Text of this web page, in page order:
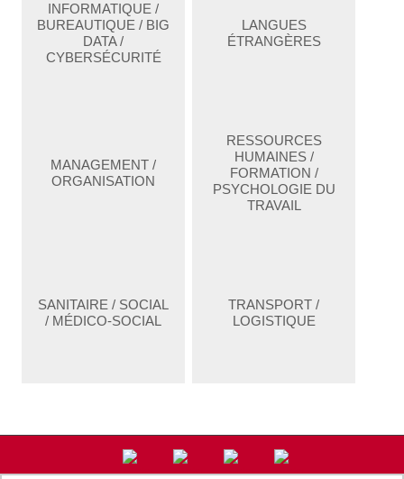
INFORMATIQUE /
BUREAUTIQUE / BIG
DATA /
CYBERSÉCURITÉ
LANGUES
ÉTRANGÈRES
MANAGEMENT /
ORGANISATION
RESSOURCES
HUMAINES /
FORMATION /
PSYCHOLOGIE DU
TRAVAIL
SANITAIRE / SOCIAL
/ MÉDICO-SOCIAL
TRANSPORT /
LOGISTIQUE